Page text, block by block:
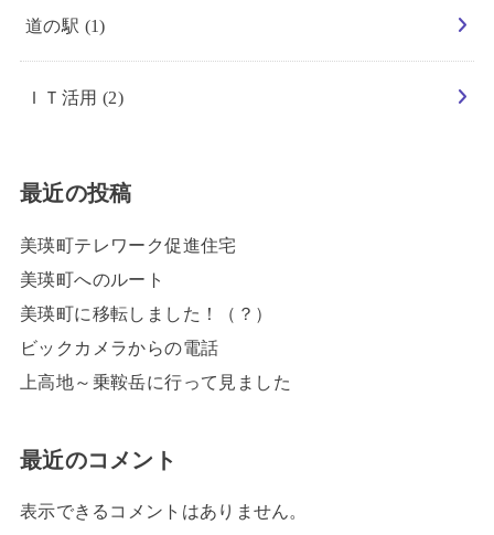
道の駅 (1)
ＩＴ活用 (2)
最近の投稿
美瑛町テレワーク促進住宅
美瑛町へのルート
美瑛町に移転しました！（？）
ビックカメラからの電話
上高地～乗鞍岳に行って見ました
最近のコメント
表示できるコメントはありません。